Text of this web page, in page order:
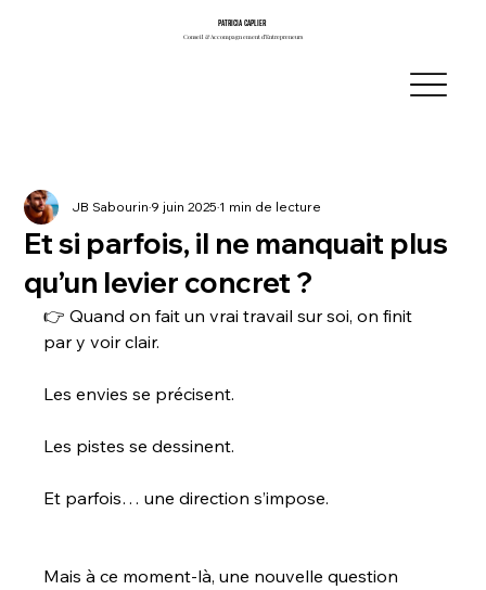
PATRICIA CAPLIER
PATRICIA CAPLIER
Conseil & Accompagnement d’Entrepreneurs
Conseil & Accompagnement d’Entrepreneurs
Et si parfois, il ne manquait plus
qu’un levier concret ?
JB Sabourin9 juin 20251 min de lecture
👉 Quand on fait un vrai travail sur soi, on finit
par y voir clair.
Les envies se précisent.
Les pistes se dessinent.
Et parfois… une direction s’impose.
Mais à ce moment-là, une nouvelle question